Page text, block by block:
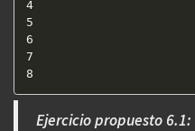
4
5
6
7
8
Ejercicio propuesto 6.1: